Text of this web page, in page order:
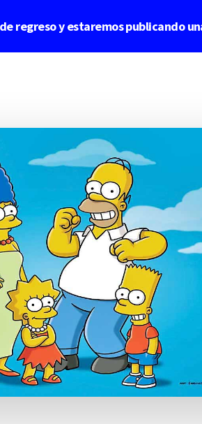
regreso y estaremos publicando